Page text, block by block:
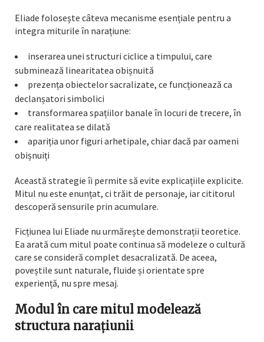
Eliade folosește câteva mecanisme esențiale pentru a
integra miturile în narațiune:
inserarea unei structuri ciclice a timpului, care
subminează linearitatea obișnuită
prezența obiectelor sacralizate, ce funcționează ca
declanșatori simbolici
transformarea spațiilor banale în locuri de trecere, în
care realitatea se dilată
apariția unor figuri arhetipale, chiar dacă par oameni
obișnuiți
Această strategie îi permite să evite explicațiile explicite.
Mitul nu este enunțat, ci trăit de personaje, iar cititorul
descoperă sensurile prin acumulare.
Ficțiunea lui Eliade nu urmărește demonstrații teoretice.
Ea arată cum mitul poate continua să modeleze o cultură
care se consideră complet desacralizată. De aceea,
poveștile sunt naturale, fluide și orientate spre
experiență, nu spre mesaj.
Modul în care mitul modelează
structura narațiunii